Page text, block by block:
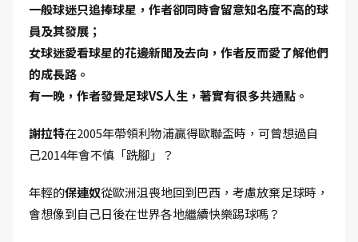
一般球迷只追捧球星，作者卻同時會留意知名度不高的球
員及其發展；
女球迷愛看球星的花邊新聞及去向，作者反而愛了解他們
的成長路。
有一晚，作者發覺足球VS人生，著實有很多共通點。
謝拉特在2005年帶領利物浦贏得歐聯盃時，可曾想過自
己2014年會不慎「跣腳」？
年輕的保連奴從歐洲沮喪地回到巴西，考慮放棄足球時，
會想像到自己日後在世界各地繼續快樂踢球嗎？